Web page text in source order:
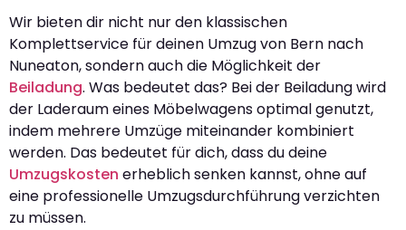
Wir bieten dir nicht nur den klassischen
Komplettservice für deinen Umzug von Bern nach
Nuneaton, sondern auch die Möglichkeit der
Beiladung. Was bedeutet das? Bei der Beiladung wird
der Laderaum eines Möbelwagens optimal genutzt,
indem mehrere Umzüge miteinander kombiniert
werden. Das bedeutet für dich, dass du deine
Umzugskosten erheblich senken kannst, ohne auf
eine professionelle Umzugsdurchführung verzichten
zu müssen.